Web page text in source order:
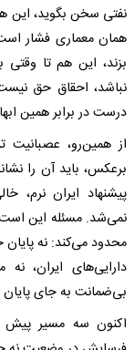
نفتی سخن بگوید، این
همان معماری فشار
بزند، این هم تا
نباشد، احقاق حق
درست در برابر همین
از همین‌رو، عصبانیت
برعکس، باید آن را
پیشنهاد ایران نرم،
نمی‌شد. مسئله این است
محدود می‌کند: نه پایان
دارایی‌های ایران،
بی‌ضمانت به جای
اکنون سه مسیر پیش